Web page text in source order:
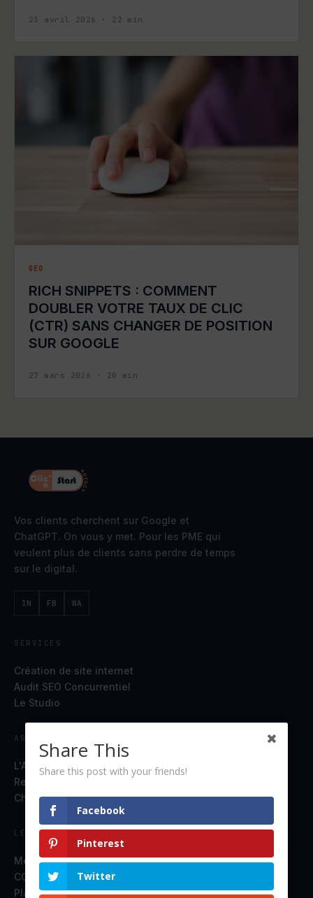
23 avril 2026 · 22 min
GEO
RICH SNIPPETS : COMMENT
DOUBLER VOTRE TAUX DE CLIC
(CTR) SANS CHANGER DE POSITION
SUR GOOGLE
27 mars 2026 · 20 min
Vos clients cherchent sur Google et
ChatGPT. On vous y met. Pour les PME qui
veulent plus de clients sans perdre de temps
sur le digital.
IN FB WA
SERVICES
Création de site internet
Audit SEO Concurrentiel
Le Studio
AGENCE
L'Agence
Ressources
Chat en direct
LÉGAL
Mentions légales
CGV
Plan du site
Share This
Share this post with your friends!
Facebook
Pinterest
Twitter